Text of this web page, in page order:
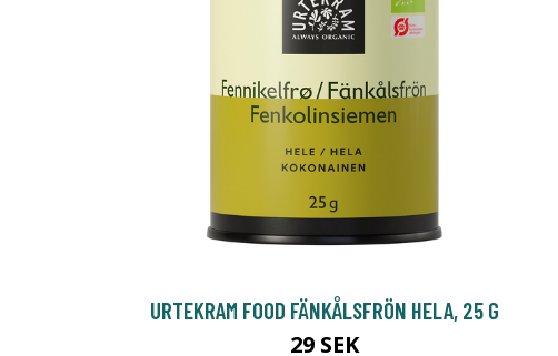
URTEKRAM FOOD FÄNKÅLSFRÖN HELA, 25 G
29 SEK